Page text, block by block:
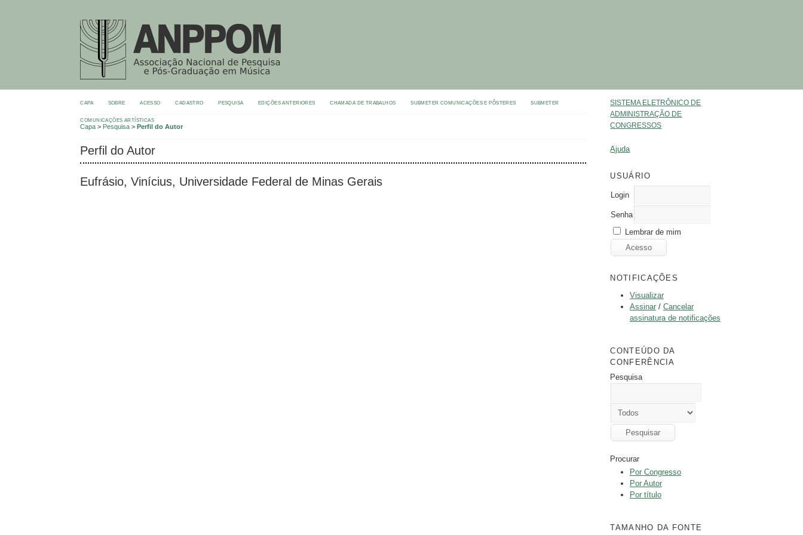
SISTEMA ELETRÔNICO DE
ADMINISTRAÇÃO DE
CONGRESSOS
Ajuda
USUÁRIO
Login
Senha
Lembrar de mim
NOTIFICAÇÕES
Visualizar
Assinar/ Cancelar
assinatura de notificações
CONTEÚDO DA
CONFERÊNCIA
Pesquisa
Procurar
Por Congresso
Por Autor
Por título
TAMANHO DA FONTE
CAPA SOBRE ACESSO CADASTRO PESQUISA EDIÇÕES ANTERIORES CHAMADA DE TRABALHOS SUBMETER COMUNICAÇÕES E PÔSTERES SUBMETER
COMUNICAÇÕES ARTÍSTICAS
Capa > Pesquisa >Perfil do Autor
Perfil do Autor
Eufrásio, Vinícius, Universidade Federal de Minas Gerais